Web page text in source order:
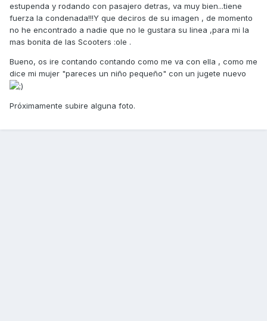
estupenda y rodando con pasajero detras, va muy bien...tiene
fuerza la condenada!!!Y que deciros de su imagen , de momento
no he encontrado a nadie que no le gustara su linea ,para mi la
mas bonita de las Scooters :ole .
Bueno, os ire contando contando como me va con ella , como me
dice mi mujer "pareces un niño pequeño" con un jugete nuevo
Próximamente subire alguna foto.